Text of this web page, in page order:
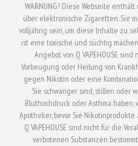
WARNUNG! Diese Webseite
über elektronische Zigaretten. Sie
volljährig sein, um diese Inhalte zu
ist eine toxische und süchtig
Angebot von Q VAPEHOUSE
Vorbeugung oder Heilung von
gegen Nikotin oder eine
Sie schwanger sind, stillen oder
Bluthochdruck oder Asthma
Apotheker, bevor Sie
Q VAPEHOUSE sind nicht für die
verbotenen Substanzen